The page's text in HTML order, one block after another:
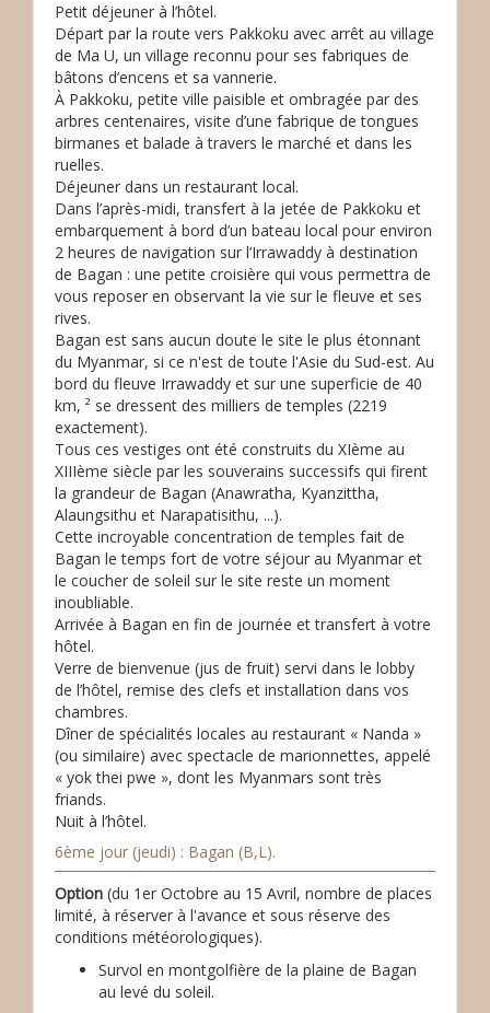
Petit déjeuner à l’hôtel.
Départ par la route vers Pakkoku avec arrêt au village
de Ma U, un village reconnu pour ses fabriques de
bâtons d’encens et sa vannerie.
À Pakkoku, petite ville paisible et ombragée par des
arbres centenaires, visite d’une fabrique de tongues
birmanes et balade à travers le marché et dans les
ruelles.
Déjeuner dans un restaurant local.
Dans l’après-midi, transfert à la jetée de Pakkoku et
embarquement à bord d’un bateau local pour environ
2 heures de navigation sur l’Irrawaddy à destination
de Bagan : une petite croisière qui vous permettra de
vous reposer en observant la vie sur le fleuve et ses
rives.
Bagan est sans aucun doute le site le plus étonnant
du Myanmar, si ce n'est de toute l'Asie du Sud-est. Au
bord du fleuve Irrawaddy et sur une superficie de 40
km, ² se dressent des milliers de temples (2219
exactement).
Tous ces vestiges ont été construits du XIème au
XIIIème siècle par les souverains successifs qui firent
la grandeur de Bagan (Anawratha, Kyanzittha,
Alaungsithu et Narapatisithu, ...).
Cette incroyable concentration de temples fait de
Bagan le temps fort de votre séjour au Myanmar et
le coucher de soleil sur le site reste un moment
inoubliable.
Arrivée à Bagan en fin de journée et transfert à votre
hôtel.
Verre de bienvenue (jus de fruit) servi dans le lobby
de l’hôtel, remise des clefs et installation dans vos
chambres.
Dîner de spécialités locales au restaurant « Nanda »
(ou similaire) avec spectacle de marionnettes, appelé
« yok thei pwe », dont les Myanmars sont très
friands.
Nuit à l’hôtel.
6ème jour (jeudi) : Bagan (B,L).
Option (du 1er Octobre au 15 Avril, nombre de places
limité, à réserver à l'avance et sous réserve des
conditions météorologiques).
Survol en montgolfière de la plaine de Bagan
au levé du soleil.